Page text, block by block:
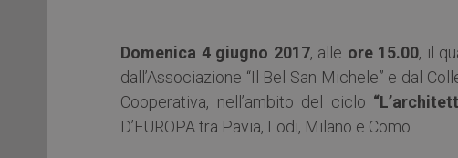
Domenica 4 giugno 2017, alle ore 15.00, il
dall’Associazione “Il Bel San Michele” e dal
Cooperativa, nell’ambito del ciclo
D’EUROPA tra Pavia, Lodi, Milano e Como.